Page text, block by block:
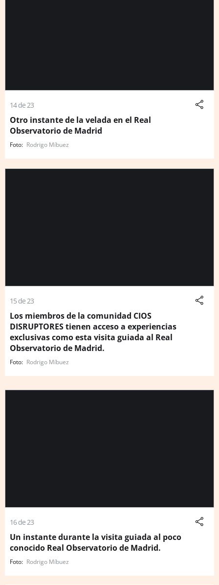
14 de 23
Otro instante de la velada en el Real
Observatorio de Madrid
Rodrigo Míbuez
15 de 23
Los miembros de la comunidad CIOS
DISRUPTORES tienen acceso a experiencias
exclusivas como esta visita guiada al Real
Observatorio de Madrid.
Rodrigo Míbuez
16 de 23
Un instante durante la visita guiada al poco
conocido Real Observatorio de Madrid.
Rodrigo Míbuez